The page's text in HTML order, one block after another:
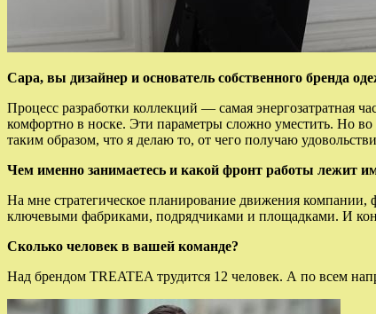
Сара, вы дизайнер и основатель собственного бренда
Процесс разработки коллекций — самая энергозатратная
комфортно в носке. Эти параметры сложно уместить. Но
таким образом, что я делаю то, от чего получаю
Чем именно занимаетесь и какой фронт работы лежит
На мне стратегическое планирование движения
ключевыми фабриками, подрядчиками и площадками. И
Сколько человек в вашей команде?
Над брендом TREATEA трудится 12 человек. А по всем